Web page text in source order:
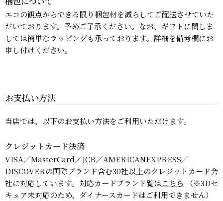
エコの観点からできる限り梱包材を減らしてご配送させていた
だいております。予めご了承ください。なお、ギフトに関しま
しては簡単なラッピングも承っております。詳細を備考欄にお
申し付けください。
お支払い方法
当店では、以下のお支払い方法をご利用いただけます。
クレジットカード決済
VISA／MasterCard／JCB／AMERICANEXPRESS／
DISCOVERの国際ブランド含む30社以上のクレジットカード会
社に対応しています。対応カードブランド覧はこちら （※3Dセ
キュア未対応のため、ダイナースカードはご利用できません）